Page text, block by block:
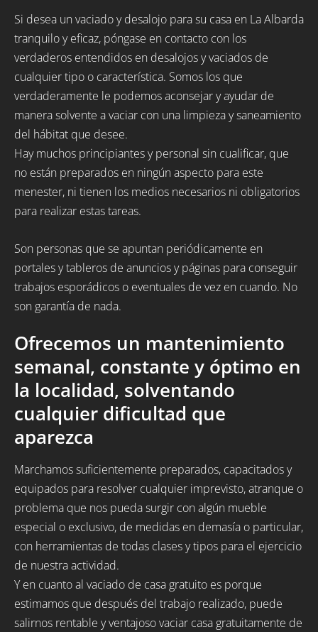
Si desea un vaciado y desalojo para su casa en La Albarda
tranquilo y eficaz, póngase en contacto con los
verdaderos entendidos en desalojos y vaciados de
cualquier tipo o característica. Somos los que
verdaderamente le podemos aconsejar y ayudar de
manera solvente a vaciar con una limpieza y saneamiento
del hábitat que desee.
Hay muchos principiantes y personal sin cualificar, que
no están preparados en ningún aspecto para este
menester, ni tienen los medios necesarios ni obligatorios
para realizar estas tareas.
Son personas que se apuntan periódicamente en
portales y tableros de anuncios y páginas para conseguir
trabajos esporádicos o eventuales de vez en cuando. No
son garantía de nada.
Ofrecemos un mantenimiento
semanal, constante y óptimo en
la localidad, solventando
cualquier dificultad que
aparezca
Marchamos suficientemente preparados, capacitados y
equipados para resolver cualquier imprevisto, atranque o
problema que nos pueda surgir con algún mueble
especial o exclusivo, de medidas en demasía o particular,
con herramientas de todas clases y tipos para el ejercicio
de nuestra actividad.
Y en cuanto al vaciado de casa gratuito es porque
estimamos que después del trabajo realizado, puede
salirnos rentable y ventajoso vaciar casa gratuitamente de